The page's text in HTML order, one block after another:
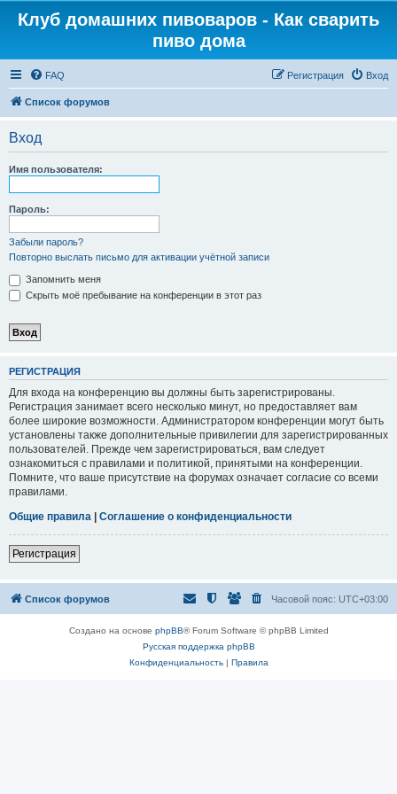
Клуб домашних пивоваров - Как cварить
пиво дома
FAQ Вход
Регистрация
Список форумов
Вход
Имя пользователя:
Пароль:
Забыли пароль?
Повторно выслать письмо для активации учётной записи
Запомнить меня
Скрыть моё пребывание на конференции в этот раз
РЕГИСТРАЦИЯ
Для входа на конференцию вы должны быть зарегистрированы.
Регистрация занимает всего несколько минут, но предоставляет вам
более широкие возможности. Администратором конференции могут быть
установлены также дополнительные привилегии для зарегистрированных
пользователей. Прежде чем зарегистрироваться, вам следует
ознакомиться с правилами и политикой, принятыми на конференции.
Помните, что ваше присутствие на форумах означает согласие со всеми
правилами.
Общие правила | Соглашение о конфиденциальности
Регистрация
Список форумов Часовой пояс: UTC+03:00
Создано на основе phpBB® Forum Software © phpBB Limited
Русская поддержка phpBB
Конфиденциальность| Правила